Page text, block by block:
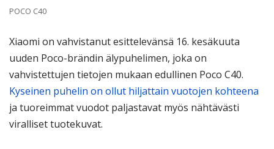
POCO C40
Xiaomi on vahvistanut esittelevänsä 16. kesäkuuta
uuden Poco-brändin älypuhelimen, joka on
vahvistettujen tietojen mukaan edullinen Poco C40.
Kyseinen puhelin on ollut hiljattain vuotojen kohteena
ja tuoreimmat vuodot paljastavat myös nähtävästi
viralliset tuotekuvat.